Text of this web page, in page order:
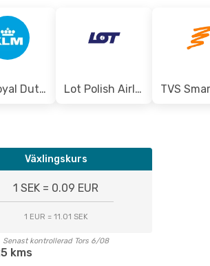
Klm Royal Dutch Airlines Lot Polish Airlines
Växlingskurs
1 SEK = 0.09 EUR
1 EUR = 11.01 SEK
Senast kontrollerad Tors 6/08
kms